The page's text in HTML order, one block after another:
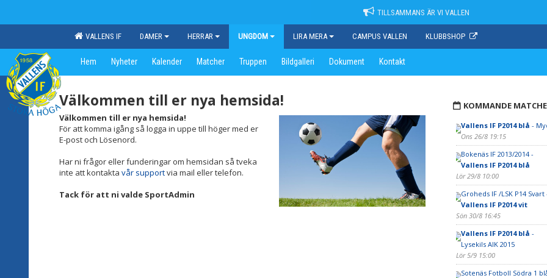
TILLSAMMANS ÄR VI VALLEN
VALLENS IF DAMER HERRAR UNGDOM LIRA MERA CAMPUS VALLEN KLUBBSHOP
Hem Nyheter Kalender Matcher Truppen Bildgalleri Dokument Kontakt
Välkommen till er nya hemsida!
Välkommen till er nya hemsida!
För att komma igång så logga in uppe till höger med er
E-post och Lösenord.
Har ni frågor eller funderingar om hemsidan så tveka
inte att kontakta vår supportvia mail eller telefon.
Tack för att ni valde SportAdmin
KOMMANDE
Vallens IF P2014 blå -
Ons 26/8 19:15
Bokenäs IF 2013/2014 -
Vallens IF P2014 blå
Lör 29/8 10:00
Groheds IF /LSK P14 Svart
Vallens IF P2014 vit
Sön 30/8 16:45
Vallens IF P2014 blå -
Lysekils AIK 2015
Lör 5/9 15:00
Sotenäs Fotboll Södra 1